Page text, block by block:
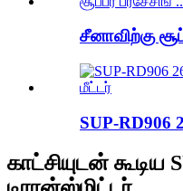
சீனாவிற்கு
SUP-RD906
காட்சியுடன் கூடிய